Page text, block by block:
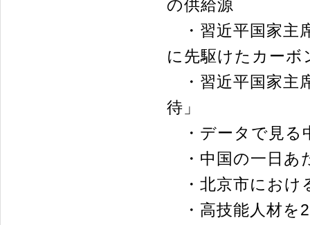
の供給源
・習近平国家主
に先駆けたカー
・習近平国家主
待」
・データで見る
・中国の一日あ
・北京市におけ
・高技能人材を